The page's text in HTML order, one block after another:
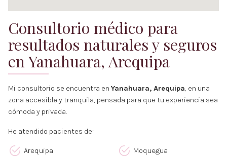
Consultorio médico para
resultados naturales y seguros
en Yanahuara, Arequipa
Mi consultorio se encuentra en Yanahuara, Arequipa, en una
zona accesible y tranquila, pensada para que tu experiencia sea
cómoda y privada.
He atendido pacientes de:
Arequipa Moquegua